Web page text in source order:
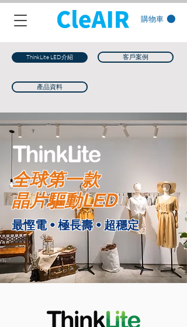
購物車
ThinkLite LED介紹 客戶案例
產品資料
全球第一款
​晶片驅動LED
最慳電 • 極長壽 • 超穩定